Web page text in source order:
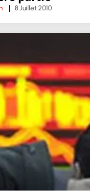
8 Juillet 2010